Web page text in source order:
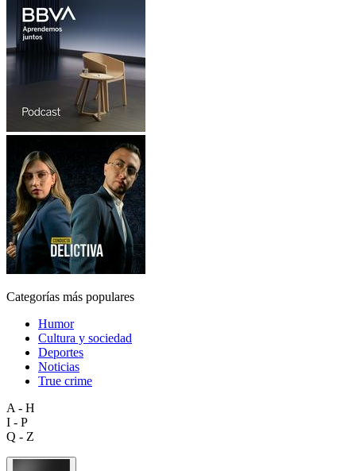
Categorías más populares
Humor
Cultura y sociedad
Deportes
Noticias
True crime
A - H
I - P
Q - Z